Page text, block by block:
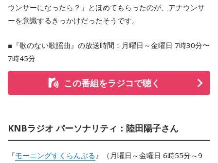
ウンサーになったら？」とほめてもらったのが、アナウンサ
ーを意識するきっかけだったそうです。
■『歌のない歌謡曲』の放送時間：月曜日～金曜日 7時30分〜
7時45分
この番組をラジコで聴く
KNBラジオ パーソナリティ：陸田陽子さん
『モーニングすくらんぶる 』（月曜日～金曜日 6時55分～9